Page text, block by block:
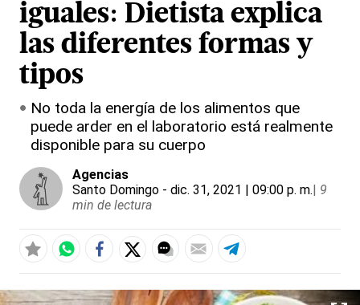
iguales: Dietista explica
las diferentes formas y
tipos
No toda la energía de los alimentos que
puede arder en el laboratorio está realmente
disponible para su cuerpo
Agencias
Santo Domingo - dic. 31, 2021 | 09:00 p. m.| 9
min de lectura